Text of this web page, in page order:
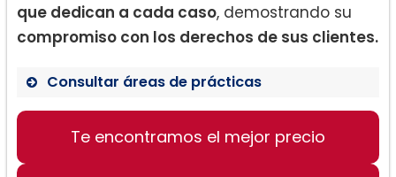
que dedican a cada caso, demostrando su
compromiso con los derechos de sus clientes.
Consultar áreas de prácticas
Anulación matrimonial
Custodia y visitas a los hijos
Te encontramos el mejor precio